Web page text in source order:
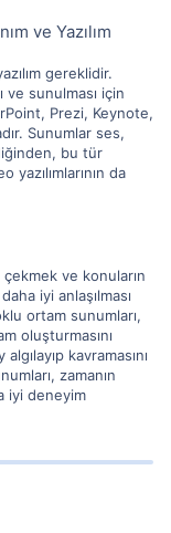
ve Yazılım
gereklidir.
ve sunulması için
Prezi, Keynote,
Sunumlar ses,
bu tür
yazılımlarının da
çekmek ve konuların
iyi anlaşılması
ortam sunumları,
oluşturmasını
kavramasını
zamanın
iyi deneyim